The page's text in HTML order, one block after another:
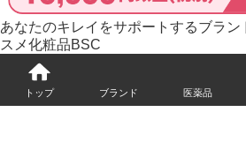
あなたのキレイをサポートするブラン
スメ化粧品BSC
トップ ブランド 医薬品